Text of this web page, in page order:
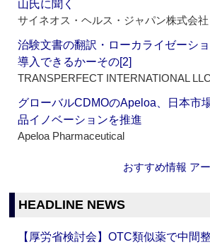
山氏に聞く
サイネオス・ヘルス・ジャパン株式会社
治験文書の翻訳・ローカライゼーシ
導入できるかーその[2]
TRANSPERFECT INTERNATIONAL LLC
グローバルCDMOのApeloa、日本市
品イノベーションを推進
Apeloa Pharmaceutical
おすすめ情報 ア
HEADLINE NEWS
【厚労省検討会】OTC類似薬で中間